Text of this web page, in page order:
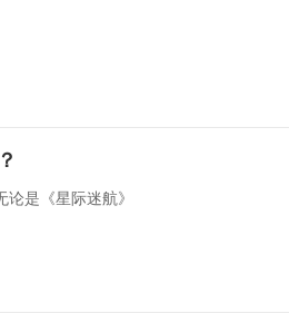
是《星际迷航》